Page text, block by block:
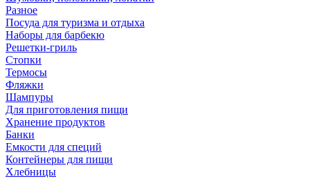
Разное
Посуда для туризма и отдыха
Наборы для барбекю
Решетки-гриль
Стопки
Термосы
Фляжки
Шампуры
Для приготовления пищи
Хранение продуктов
Банки
Емкости для специй
Контейнеры для пищи
Хлебницы